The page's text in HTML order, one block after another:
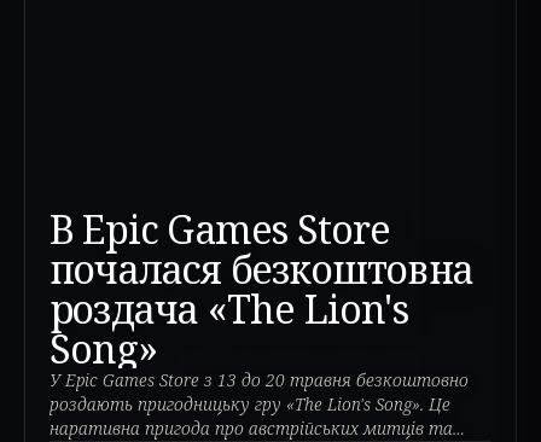
В Epic Games Store
почалася безкоштовна
роздача «The Lion's
Song»
У Epic Games Store з 13 до 20 травня безкоштовно
роздають пригодницьку гру «The Lion's Song». Це
наративна пригода про австрійських митців та